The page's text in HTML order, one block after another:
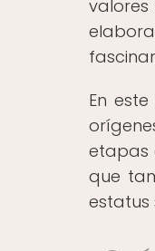
En
etapas
que
estatus